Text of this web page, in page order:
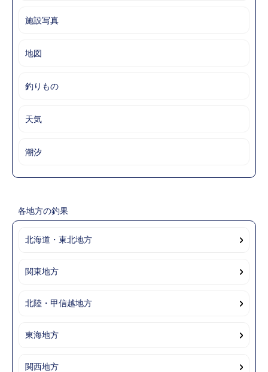
施設写真
地図
釣りもの
天気
潮汐
各地方の釣果
北海道・東北地方
関東地方
北陸・甲信越地方
東海地方
関西地方